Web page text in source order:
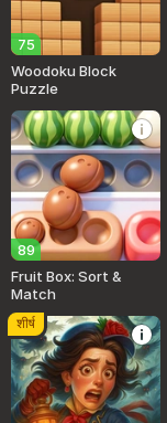
75
Woodoku Block
Puzzle
89
Fruit Box: Sort &
Match
शीर्ष